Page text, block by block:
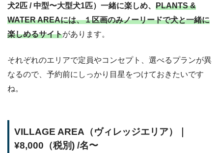
犬2匹 / 中型〜大型犬1匹）一緒に楽しめ、 PLANTS &
WATER AREAには、１区画のみノーリードで犬と一緒に
楽しめるサイトがあります。
それぞれのエリアで定員やコンセプト、選べるプランが異
なるので、予約前にしっかり目星をつけておきたいです
ね。
VILLAGE AREA（ヴィレッジエリア）｜
¥8,000（税別) /名〜